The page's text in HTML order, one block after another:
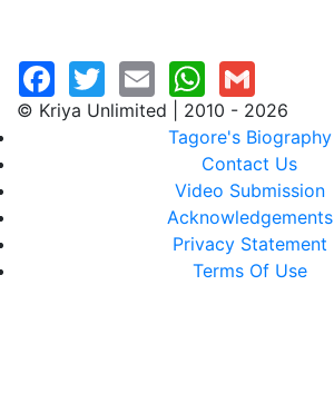
© Kriya Unlimited | 2010 - 2026
Tagore's Biography
Contact Us
Video Submission
Acknowledgements
Privacy Statement
Terms Of Use